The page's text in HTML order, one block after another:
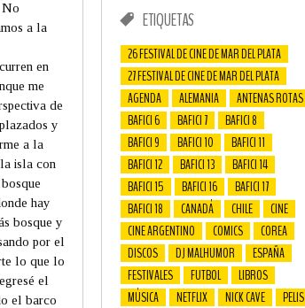
No
a la
en
me
de
y
a la
isla con
hay
bosque y
por el
lo que lo
el
el barco
ETIQUETAS
26 FESTIVAL DE CINE DE MAR DEL PLATA
27 FESTIVAL DE CINE DE MAR DEL PLATA
AGENDA
ALEMANIA
ANTENAS ROTAS
BAFICI 6
BAFICI 7
BAFICI 8
BAFICI 9
BAFICI 10
BAFICI 11
BAFICI 12
BAFICI 13
BAFICI 14
BAFICI 15
BAFICI 16
BAFICI 17
BAFICI 18
CANADÁ CHILE
CINE
CINE ARGENTINO
COMICS
COREA
DISCOS
DJ MALHUMOR
ESPAÑA
FESTIVALES
FUTBOL
LIBROS
MÚSICA
NETFLIX NICK CAVE
PELIS